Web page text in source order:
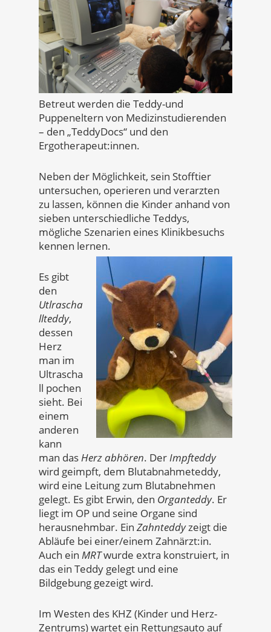
Betreut werden die Teddy-und
Puppeneltern von Medizinstudierenden
– den „TeddyDocs“ und den
Ergotherapeut:innen.
Neben der Möglichkeit, sein Stofftier
untersuchen, operieren und verarzten
zu lassen, können die Kinder anhand von
sieben unterschiedliche Teddys,
mögliche Szenarien eines Klinikbesuchs
kennen lernen.
Es gibt
den
Utlrascha
llteddy,
dessen
Herz
man im
Ultrascha
ll pochen
sieht. Bei
einem
anderen
kann
man dasHerz abhören. DerImpfteddy
wird geimpft, dem Blutabnahmeteddy,
wird eine Leitung zum Blutabnehmen
gelegt. Es gibt Erwin, den Organteddy. Er
liegt im OP und seine Organe sind
herausnehmbar. Ein Zahnteddyzeigt die
Abläufe bei einer/einem Zahnärzt:in.
Auch ein MRTwurde extra konstruiert, in
das ein Teddy gelegt und eine
Bildgebung gezeigt wird.
Im Westen des KHZ (Kinder und Herz-
Zentrums) wartet ein Rettungsauto auf